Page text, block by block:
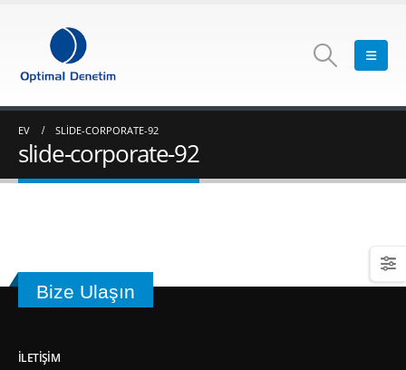
EV SLIDE-CORPORATE-92
slide-corporate-92
Bize Ulaşın
İLETIŞIM